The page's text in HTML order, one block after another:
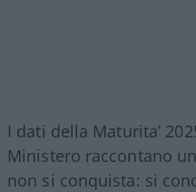
I dati della Maturita’
Ministero raccontano
non si conquista: si